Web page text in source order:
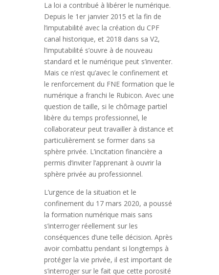
La loi a contribué à libérer le numérique.
Depuis le 1er janvier 2015 et la fin de
l’imputabilité avec la création du CPF
canal historique, et 2018 dans sa V2,
l’imputabilité s’ouvre à de nouveau
standard et le numérique peut s’inventer.
Mais ce n’est qu’avec le confinement et
le renforcement du FNE formation que le
numérique a franchi le Rubicon. Avec une
question de taille, si le chômage partiel
libère du temps professionnel, le
collaborateur peut travailler à distance et
particulièrement se former dans sa
sphère privée. L’incitation financière a
permis d’inviter l’apprenant à ouvrir la
sphère privée au professionnel.
L’urgence de la situation et le
confinement du 17 mars 2020, a poussé
la formation numérique mais sans
s’interroger réellement sur les
conséquences d’une telle décision. Après
avoir combattu pendant si longtemps à
protéger la vie privée, il est important de
s’interroger sur le fait que cette porosité